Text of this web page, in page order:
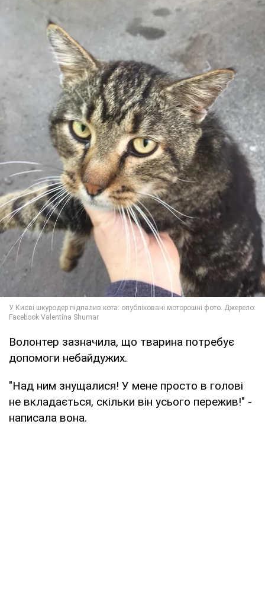
Волонтер зазначила, що тварина потребує
допомоги небайдужих.
"Над ним знущалися! У мене просто в голові
не вкладається, скільки він усього пережив!" -
написала вона.